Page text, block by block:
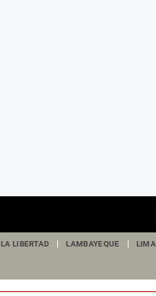
LA LIBERTAD LAMBAYEQUE LIMA